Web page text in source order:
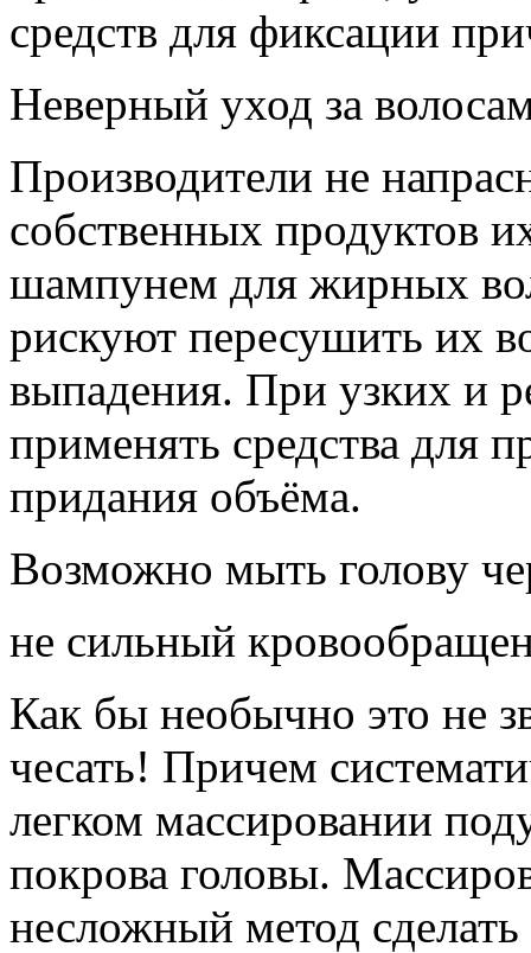
средств для фиксации
Неверный уход за
Производители не
собственных продуктов
шампунем для жирных
рискуют пересушить их
выпадения. При узких и
применять средства для
придания объёма.
Возможно мыть голову
не сильный
Как бы необычно это не
чесать! Причем
легком массировании
покрова головы.
несложный метод